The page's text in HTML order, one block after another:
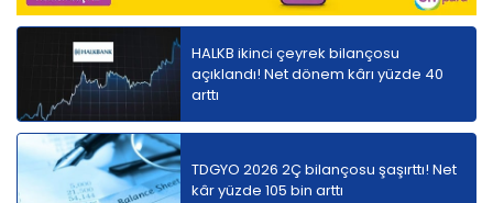
HALKB ikinci çeyrek bilançosu
açıklandı! Net dönem kârı yüzde 40
arttı
TDGYO 2026 2Ç bilançosu şaşırttı! Net
kâr yüzde 105 bin arttı